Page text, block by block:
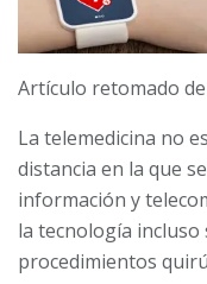
Artículo retomado de
La telemedicina no
distancia en la que
información y
la tecnología
procedimientos